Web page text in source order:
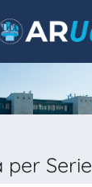
per Serie